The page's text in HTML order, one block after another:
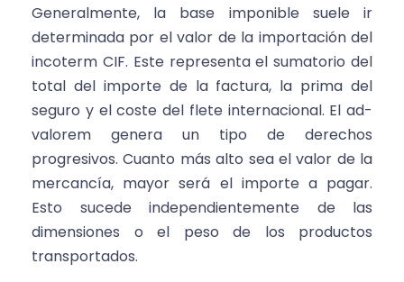
Generalmente, la base imponible suele ir
determinada por el valor de la importación del
incoterm CIF. Este representa el sumatorio del
total del importe de la factura, la prima del
seguro y el coste del flete internacional. El ad-
valorem genera un tipo de derechos
progresivos. Cuanto más alto sea el valor de la
mercancía, mayor será el importe a pagar.
Esto sucede independientemente de las
dimensiones o el peso de los productos
transportados.